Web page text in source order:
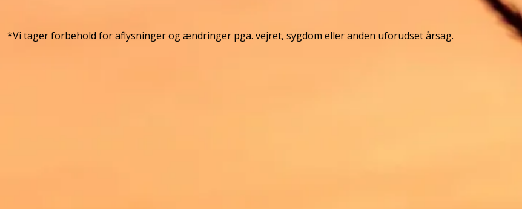
*Vi tager forbehold for aflysninger og ændringer pga. vejret, sygdom eller anden uforudset årsag.